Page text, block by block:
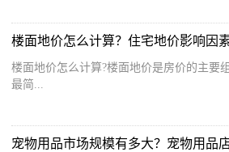
楼面地价怎么计算？住宅地价影响因
楼面地价怎么计算?楼面地价是房价的主要
最简...
宠物用品市场规模有多大？宠物用品